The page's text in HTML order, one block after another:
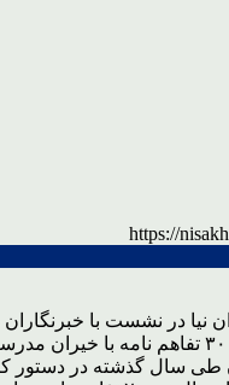
https://
نیا در نشست با
طی سال گذشته در دستور